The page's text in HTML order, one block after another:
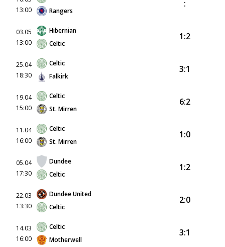
13:00
Rangers
:
03.05
13:00
Hibernian
Celtic
1:2
25.04
18:30
Celtic
Falkirk
3:1
19.04
15:00
Celtic
St. Mirren
6:2
11.04
16:00
Celtic
St. Mirren
1:0
05.04
17:30
Dundee
Celtic
1:2
22.03
13:30
Dundee United
Celtic
2:0
14.03
16:00
Celtic
Motherwell
3:1